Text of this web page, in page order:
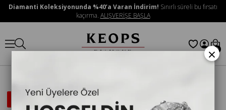
Diamanti Koleksiyonunda %40’a Varan İndirim! Sınırlı süreli bu fırsatı
kaçırma. ALIŞVERİŞE BAŞLA
0
İNDIRIMLI
×